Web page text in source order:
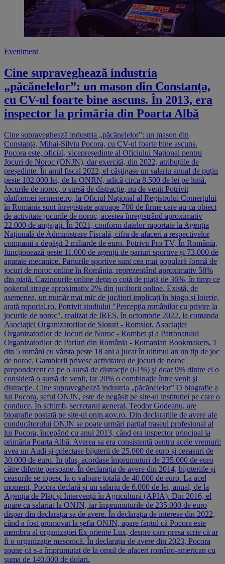
Eveniment
Cine supraveghează industria
„păcănelelor”: un mason din Constanța,
cu CV-ul foarte bine ascuns. În 2013, era
inspector la primăria din Poarta Albă
Cine supraveghează industria „păcănelelor”: un mason din
Constanța, Mihai-Silviu Pocora, cu CV-ul foarte bine ascuns.
Pocora este, oficial, vicepreședinte al Oficiului Național pentru
Jocuri de Noroc (ONJN), dar exercită, din 2022, atribuțiile de
președinte. În anul fiscal 2022, el câștigase un salariu anual de puțin
peste 102.000 lei, de la ONRN, adică circa 8.500 de lei pe lună.
Jocurile de noroc, o sursă de distracție, nu de venit Potrivit
platformei termene.ro, la Oficiul Național al Registrului Comerțului
în România sunt înregistrate aproape 700 de firme care au ca obiect
de activitate jocurile de noroc, acestea înregistrând aproximativ
22.000 de angajați. În 2021, conform datelor raportate la Agenția
Națională de Administrare Fiscală, cifra de afaceri a respectivelor
companii a depășit 2 miliarde de euro. Potrivit Pro TV, În România,
funcționează peste 11.000 de agenții de pariuri sportive și 73.000 de
aparate mecanice. Pariurile sportive sunt cea mai populară formă de
jocuri de noroc online în România, reprezentând aproximativ 58%
din piață. Cazinourile online dețin o cotă de piață de 36%, în timp ce
pokerul atrage aproximativ 2% din jucătorii online. Există, de
asemenea, un număr mai mic de jucători implicați în bingo și loterie,
arată roportal.ro. Potrivit studiului "Percepţia românilor cu privire la
jocurile de noroc", realizat de IRES, în octombrie 2022, la comanda
Asociaţiei Organizatorilor de Sloturi - Romslot, Asociaţiei
Organizatorilor de Jocuri de Noroc - Rombet şi a Patronatului
Organizatorilor de Pariuri din România - Romanian Bookmakers, 1
din 5 români cu vârsta peste 18 ani a jucat în ultimul an un tip de joc
de noroc. Gamblerii privesc activitatea de jocuri de noroc
preponderent ca pe o sursă de distracţie (61%) şi doar 9% dintre ei o
consideră o sursă de venit, iar 20% o combinaţie între venit şi
distracţie. Cine supraveghează industria „păcănelelor” O biografie a
lui Pocora, șeful ONJN, este de negăsit pe site-ul instituției pe care o
conduce. În schimb, secretarul general, Teodor Godeanu, are
biografie postată pe site-ul onjn.gov.ro. Din declarațiile de avere ale
conducătorului ONJN se poate urmări parțial traseul profesional al
lui Pocora, începând cu anul 2013, când era inspector principal la
primăria Poarta Albă. Averea sa era consistentă pentru acele vremuri:
avea un Audi și colectase bijuterii de 25.000 de euro și ceeasuri de
30.000 de euro. În plus, acordase împrumuturi de 235.000 de euro
către diferite persoane. În declarația de avere din 2014, bijuteriile și
ceasurile se topesc la o valoare totală de 40.000 de euro. La acel
moment, Pocora declară și un salariu de 6.000 de lei, anual, de la
Agenția de Plăți și Intervenții în Agricultură (APIA). Din 2016, el
apare ca salariat la ONJN, iar împrumuturile de 235.000 de euro
dispar din declarația sa de avere. În declarația de interese din 2022,
când a fost promovat la șefia ONJN, apare faptul că Pocora este
membru al organizației Ex oriente Lux, despre care presa scrie că ar
fi o organizație masonică. În declarația de avere din 2023, Pocora
spune că s-a împrumutat de la omul de afaceri româno-american cu
suma de 140.000 de dolari.